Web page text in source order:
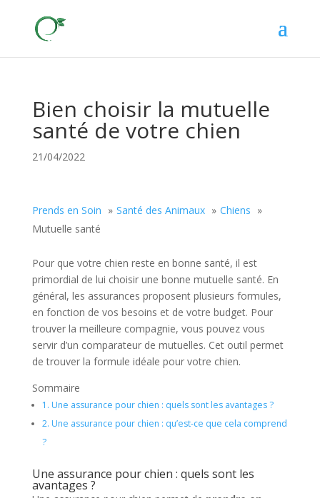
Bien choisir la mutuelle
santé de votre chien
21/04/2022
Prends en Soin Santé des Animaux
Chiens
Mutuelle santé
Pour que votre chien reste en bonne santé, il est
primordial de lui choisir une bonne mutuelle santé. En
général, les assurances proposent plusieurs formules,
en fonction de vos besoins et de votre budget. Pour
trouver la meilleure compagnie, vous pouvez vous
servir d’un comparateur de mutuelles. Cet outil permet
de trouver la formule idéale pour votre chien.
Sommaire
1. Une assurance pour chien : quels sont les avantages ?
2. Une assurance pour chien : qu’est-ce que cela comprend
?
Une assurance pour chien : quels sont les
avantages ?